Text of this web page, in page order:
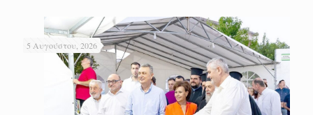
5 Αυγούστου, 2026